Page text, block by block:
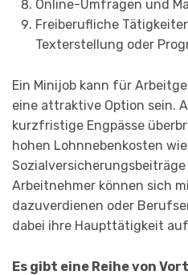
Online-Umfragen und
Freiberufliche
Texterstellung oder
Ein Minijob kann für
eine attraktive Option sein.
kurzfristige Engpässe
hohen Lohnnebenkosten wie
Arbeitnehmer können sich
dazuverdienen oder
dabei ihre Haupttätigkeit
Es gibt eine Reihe von